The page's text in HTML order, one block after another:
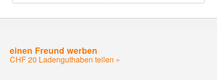
einen Freund werben
CHF 20 Ladenguthaben teilen »